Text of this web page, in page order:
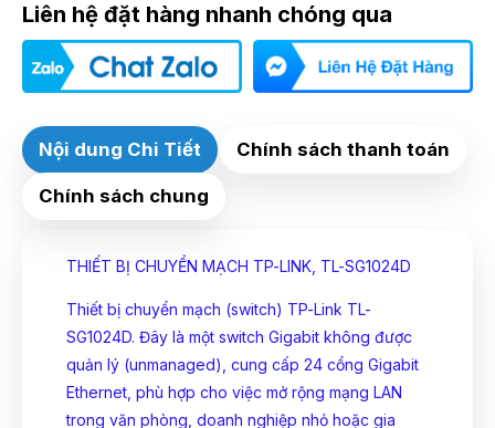
Liên hệ đặt hàng nhanh chóng qua
Nội dung Chi Tiết Chính sách thanh toán
Chính sách chung
THIẾT BỊ CHUYỂN MẠCH TP-LINK, TL-SG1024D
Thiết bị chuyển mạch (switch) TP-Link TL-
SG1024D. Đây là một switch Gigabit không được
quản lý (unmanaged), cung cấp 24 cổng Gigabit
Ethernet, phù hợp cho việc mở rộng mạng LAN
trong văn phòng, doanh nghiệp nhỏ hoặc gia